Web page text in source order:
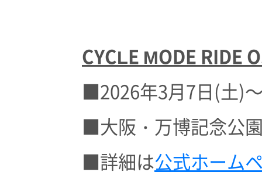
CYCLE MODE RIDE
■2026年3月7日(土)
■大阪・万博記念公
■詳細は公式ホーム